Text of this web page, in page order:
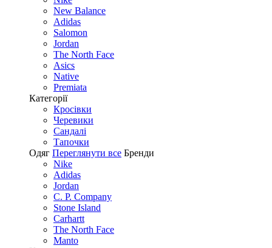
New Balance
Adidas
Salomon
Jordan
The North Face
Asics
Native
Premiata
Категорії
Кросівки
Черевики
Сандалі
Tапочки
Одяг Переглянути все Бренди
Nike
Adidas
Jordan
C. P. Company
Stone Island
Carhartt
The North Face
Manto